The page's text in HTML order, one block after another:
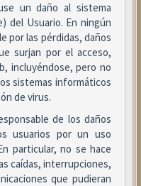
un daño al sistema
del Usuario. En ningún
por las pérdidas, daños
surjan por el acceso,
incluyéndose, pero no
sistemas informáticos
de virus.
de los daños
usuarios por un uso
particular, no se hace
caídas, interrupciones,
que pudieran